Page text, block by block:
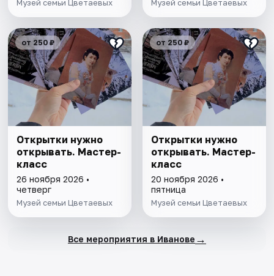
Музей семьи Цветаевых Музей семьи Цветаевых
от 250 ₽
Открытки нужно
открывать. Мастер-
класс
26 ноября 2026 •
четверг
Музей семьи Цветаевых
от 250 ₽
Открытки нужно
открывать. Мастер-
класс
20 ноября 2026 •
пятница
Музей семьи Цветаевых
Все мероприятия в Иванове →